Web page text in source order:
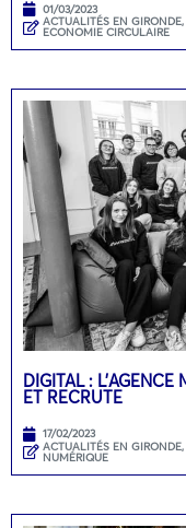
01/03/2023
ACTUALITÉS EN GIRONDE,
ECONOMIE CIRCULAIRE
DIGITAL :
ET RECRUTE
17/02/2023
ACTUALITÉS EN GIRONDE,
NUMÉRIQUE